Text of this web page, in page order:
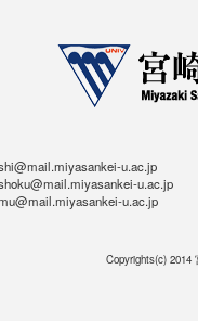
u.ac.jp
u.ac.jp
u.ac.jp
Copyrights(c) 2014